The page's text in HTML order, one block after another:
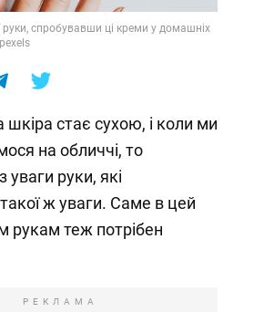
руки, спробувавши ці креми у домашніх
стає сухою, і коли ми
на обличчі, то
уваги руки, які
ж уваги. Саме в цей
рукам теж потрібен
РЕКЛАМА